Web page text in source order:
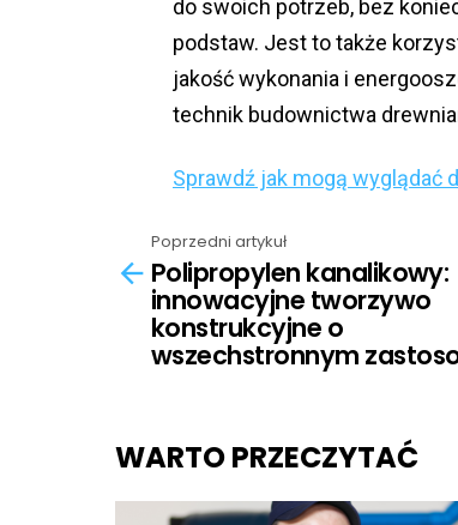
do swoich potrzeb, bez
podstaw. Jest to także
jakość wykonania i
technik budownictwa
Sprawdź jak mogą wyglądać
more
Poprzedni artykuł
Polipropylen kanalikowy:
innowacyjne tworzywo
konstrukcyjne o
wszechstronnym
WARTO PRZECZYTAĆ